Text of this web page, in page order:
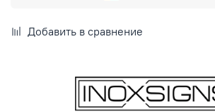
Добавить в сравнение